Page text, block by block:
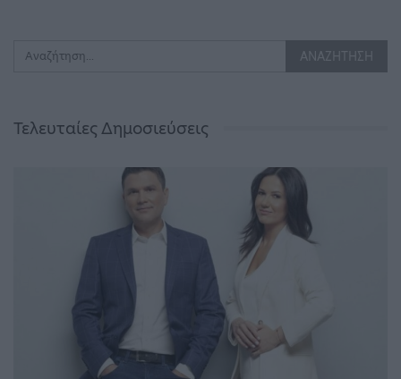
Τελευταίες Δημοσιεύσεις